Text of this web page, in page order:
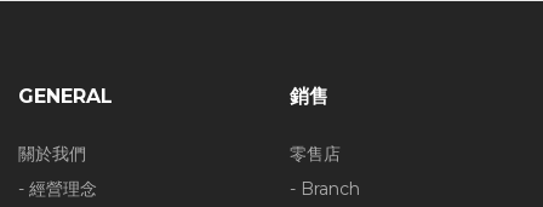
GENERAL
關於我們
- 經營理念
銷售
零售店
- Branch